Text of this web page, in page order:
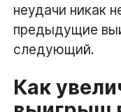
неудачи никак
предыдущие
следующий.
Как